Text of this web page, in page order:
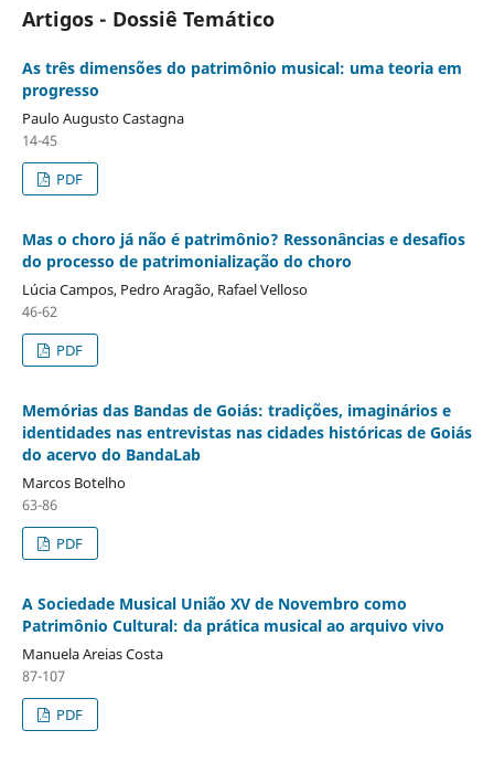
Artigos - Dossiê Temático
As três dimensões do patrimônio musical: uma teoria em
progresso
Paulo Augusto Castagna
14-45
PDF
Mas o choro já não é patrimônio? Ressonâncias e desafios
do processo de patrimonialização do choro
Lúcia Campos, Pedro Aragão, Rafael Velloso
46-62
PDF
Memórias das Bandas de Goiás: tradições, imaginários e
identidades nas entrevistas nas cidades históricas de Goiás
do acervo do BandaLab
Marcos Botelho
63-86
PDF
A Sociedade Musical União XV de Novembro como
Patrimônio Cultural: da prática musical ao arquivo vivo
Manuela Areias Costa
87-107
PDF